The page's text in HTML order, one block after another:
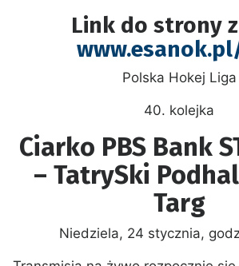
Link do strony z
Polska Hokej Liga
40. kolejka
Ciarko PBS Bank
– TatrySki
Targ
Niedziela, 24 stycznia,